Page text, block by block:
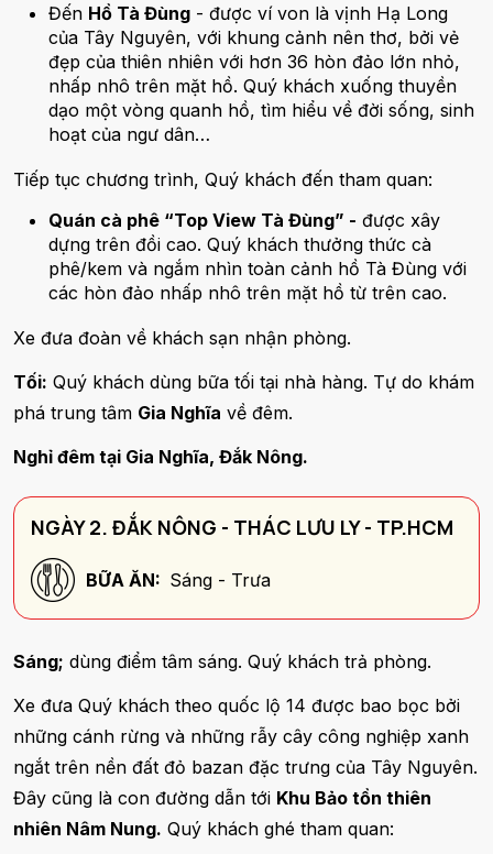
Đến Hồ Tà Đùng - được ví von là vịnh Hạ Long
của Tây Nguyên, với khung cảnh nên thơ, bởi vẻ
đẹp của thiên nhiên với hơn 36 hòn đảo lớn nhỏ,
nhấp nhô trên mặt hồ. Quý khách xuống thuyền
dạo một vòng quanh hồ, tìm hiểu về đời sống, sinh
hoạt của ngư dân…
Tiếp tục chương trình, Quý khách đến tham quan:
Quán cà phê “Top View Tà Đùng” - được xây
dựng trên đồi cao. Quý khách thưởng thức cà
phê/kem và ngắm nhìn toàn cảnh hồ Tà Đùng với
các hòn đảo nhấp nhô trên mặt hồ từ trên cao.
Xe đưa đoàn về khách sạn nhận phòng.
Tối: Quý khách dùng bữa tối tại nhà hàng. Tự do khám
phá trung tâm Gia Nghĩa về đêm.
Nghỉ đêm tại Gia Nghĩa, Đắk Nông.
NGÀY 2. ĐẮK NÔNG - THÁC LƯU LY - TP.HCM
BỮA ĂN: Sáng - Trưa
Sáng; dùng điểm tâm sáng. Quý khách trả phòng.
Xe đưa Quý khách theo quốc lộ 14 được bao bọc bởi
những cánh rừng và những rẫy cây công nghiệp xanh
ngắt trên nền đất đỏ bazan đặc trưng của Tây Nguyên.
Đây cũng là con đường dẫn tới Khu Bảo tồn thiên
nhiên Nâm Nung. Quý khách ghé tham quan: